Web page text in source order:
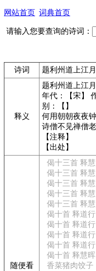
网站首页 词典首页
请输入您要查询的诗词：
诗词 题利州道上江
释义
题利州道上江
年代：【宋】
别：【】
何用朝朝夜夜
诗僧不见禅僧
【注释】
【出处】
随便看
偈十三首 释
偈十三首 释
偈十三首 释
偈十三首 释
偈十三首 释
偈十首 释道行
偈十首 释道行
偈十首 释道行
偈十首 释道行
偈十首 释慧晖
香菜猪肉饺子